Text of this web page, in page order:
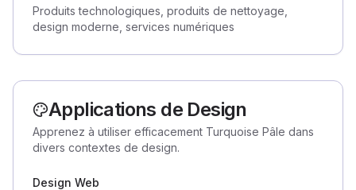
Produits technologiques, produits de nettoyage,
design moderne, services numériques
Applications de Design
Apprenez à utiliser efficacement Turquoise Pâle dans
divers contextes de design.
Design Web